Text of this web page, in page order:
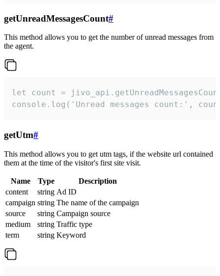
getUnreadMessagesCount#
This method allows you to get the number of unread messages from
the agent.
let count =
console.log('Unread messages count:',
getUtm#
This method allows you to get utm tags, if the website url contained
them at the time of the visitor's first site visit.
Name Type
Description
content
string Ad ID
campaign string The name of the campaign
source
string Campaign source
medium
string Traffic type
term
string Keyword